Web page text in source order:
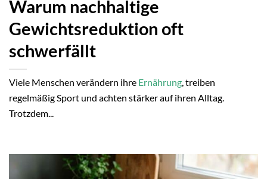
Warum nachhaltige
Gewichtsreduktion oft
schwerfällt
Viele Menschen verändern ihre Ernährung, treiben
regelmäßig Sport und achten stärker auf ihren Alltag.
Trotzdem...